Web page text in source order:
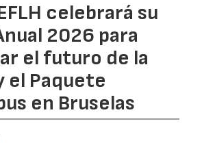
celebrará su
2026 para
el futuro de la
el Paquete
en Bruselas